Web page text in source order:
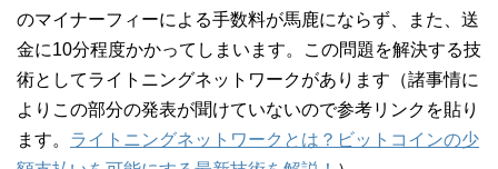
のマイナーフィーによる手数料が馬鹿にならず、また、送
金に10分程度かかってしまいます。この問題を解決する技
術としてライトニングネットワークがあります（諸事情に
よりこの部分の発表が聞けていないので参考リンクを貼り
ます。 ライトニングネットワークとは？ビットコインの少